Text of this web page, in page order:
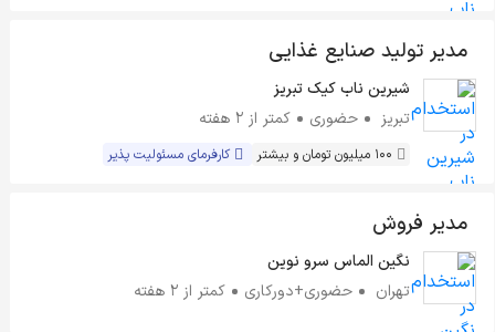
مدیر تولید صنایع غذایی
شیرین ناب کیک تبریز
تبریز
حضوری کمتر از ۲ هفته
100 میلیون تومان و بیشتر کارفرمای مسئولیت پذیر
مدیر فروش
نگین الماس سرو نوین
تهران
حضوری+دورکاری کمتر از ۲ هفته